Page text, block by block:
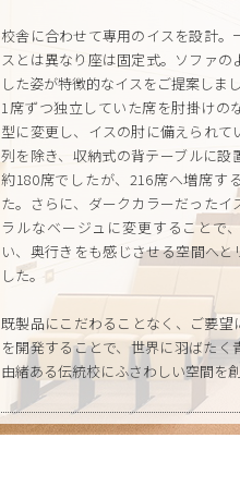
校舎に合わせて専用のイスを設計。
スとは異なり座は固定式。ソファの
した姿が特徴的なイスをご提案しまし
1席ずつ独立していた席を肘掛けの
型に変更し、イスの肘に備えられて
列を除き、収納式の背テーブルに設
約180席でしたが、216席へ増席す
た。さらに、ダークカラーだったイ
ラルなベージュに変更することで
い、奥行きをも感じさせる空間へと
した。
既製品にこだわることなく、ご要望
を開発することで、世界に羽ばたく
由緒ある伝統校にふさわしい空間を